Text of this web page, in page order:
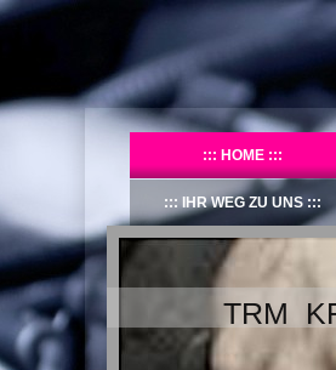
HOME
IHR WEG ZU UNS
TRM